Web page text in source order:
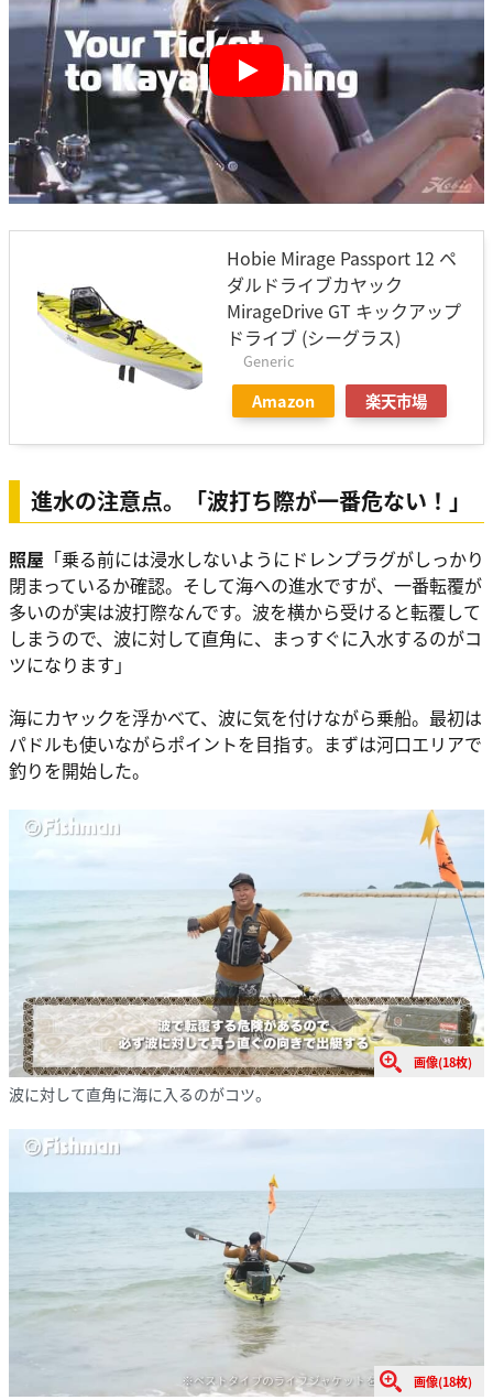
Play
Hobie Mirage Passport 12 ペ
ダルドライブカヤック
MirageDrive GT キックアップ
ドライブ (シーグラス)
Generic
Amazon 楽天市場
進水の注意点。「波打ち際が一番危ない！」
照屋 「乗る前には浸水しないようにドレンプラグがしっかり
閉まっているか確認。そして海への進水ですが、一番転覆が
多いのが実は波打際なんです。波を横から受けると転覆して
しまうので、波に対して直角に、まっすぐに入水するのがコ
ツになります」
海にカヤックを浮かべて、波に気を付けながら乗船。最初は
パドルも使いながらポイントを目指す。まずは河口エリアで
釣りを開始した。
画像(18枚)
波に対して直角に海に入るのがコツ。
画像(18枚)